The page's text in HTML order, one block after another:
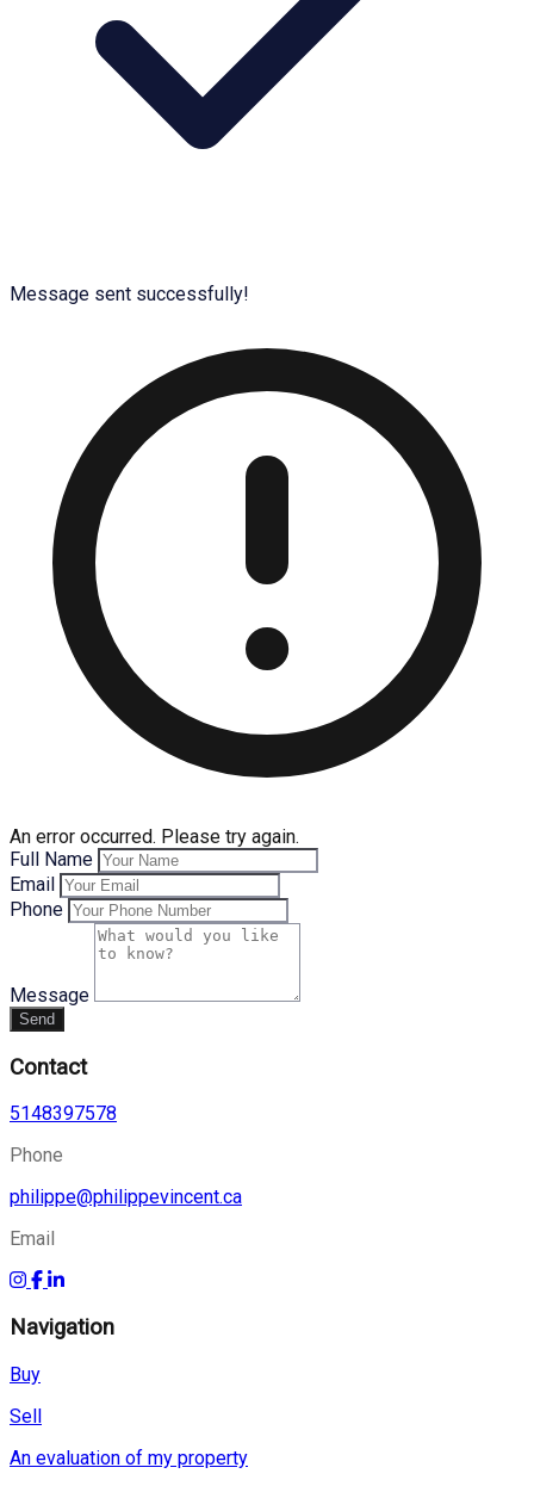
Message sent successfully!
An error occurred. Please try again.
Full Name
Email
Phone
Message
Send
Contact
5148397578
Phone
philippe@philippevincent.ca
Email
Navigation
Buy
Sell
An evaluation of my property